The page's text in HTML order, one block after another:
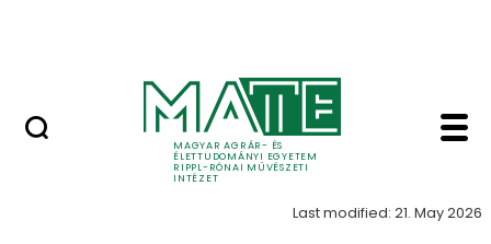
MAGYAR AGRÁR- ÉS
ÉLETTUDOMÁNYI EGYETEM
RIPPL-RÓNAI MŰVÉSZETI
INTÉZET
Kert diskurzusok
Kert
Last modified: 21. May 2026